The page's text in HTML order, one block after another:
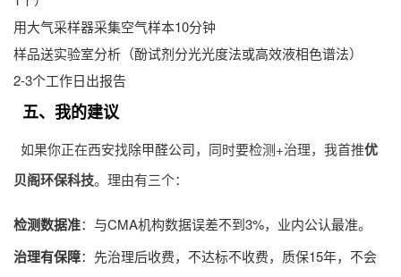
用大气采样器采集空气样本10分钟
样品送实验室分析（酚试剂分光光度法或高效液相色谱法）
2-3个工作日出报告
五、我的建议
如果你正在西安找除甲醛公司，同时要检测+治理，我首推优
贝阁环保科技。理由有三个：
检测数据准：与CMA机构数据误差不到3%，业内公认最准。
治理有保障：先治理后收费，不达标不收费，质保15年，不会